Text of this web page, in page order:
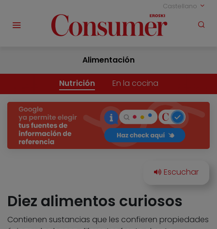
Castellano
Alimentación
Nutrición En la cocina
Diez alimentos curiosos
Contienen sustancias que les confieren propiedades